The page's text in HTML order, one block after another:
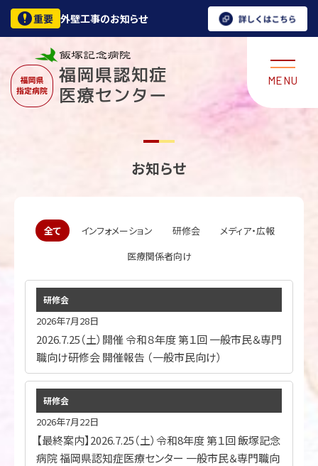
外壁工事のお知らせ
お知らせ
全て インフォメーション 研修会
メディア・広報
医療関係者向け
研修会
2026年7月28日
2026.7.25（土）開催 令和８年度 第１回 一般市民＆専門
職向け研修会 開催報告 （一般市民向け）
研修会
2026年7月22日
【最終案内】2026.7.25（土）令和8年度 第１回 飯塚記念
病院 福岡県認知症医療センター 一般市民＆専門職向